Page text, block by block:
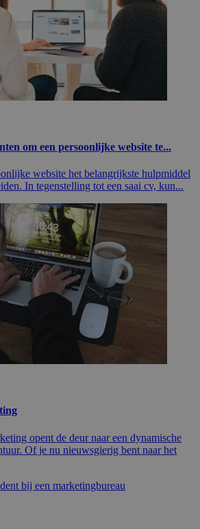
om een persoonlijke website te...
website het belangrijkste hulpmiddel
In tegenstelling tot een saai cv, kun...
opent de deur naar een dynamische
Of je nu nieuwsgierig bent naar het